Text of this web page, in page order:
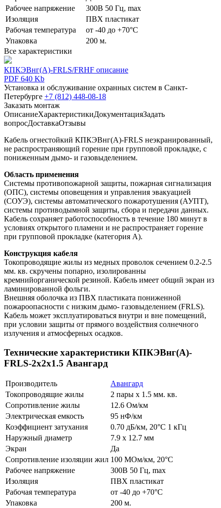
Рабочее напряжение
300В 50 Гц, max
Изоляция
ПВХ пластикат
Рабочая температура
от -40 до +70°С
Упаковка
200 м.
Все характеристики
КПКЭВнг(А)-FRLS/FRHF описание
PDF 640 Kb
Установка и обслуживание охранных систем в Санкт-
Петербурге +7 (812) 448-08-18
Заказать монтаж
ОписаниеХарактеристикиДокументацияЗадать
вопросДоставкаОтзывы
Кабель огнестойкий КПКЭВнг(А)-FRLS неэкранированный,
не распространяющий горение при групповой прокладке, с
пониженным дымо- и газовыделением.
Область применения
Системы противопожарной защиты, пожарная сигнализация
(ОПС), системы оповещения и управления эвакуацией
(СОУЭ), системы автоматического пожаротушения (АУПТ),
системы противодымной защиты, сбора и передачи данных.
Кабель сохраняет работоспособность в течение 180 минут в
условиях открытого пламени и не распространяет горение
при групповой прокладке (категория А).
Конструкция кабеля
Токопроводящие жилы из медных проволок сечением 0.2-2.5
мм. кв. скручены попарно, изолированны
кремнийорганической резиной. Кабель имеет общий экран из
ламинированной фольги.
Внешняя оболочка из ПВХ пластиката пониженной
пожароопасности с низким дымо- газовыделением (FRLS).
Кабель может эксплуатироваться внутри и вне помещений,
при условии защиты от прямого воздействия солнечного
излучения и атмосферных осадков.
Технические характеристики КПКЭВнг(А)-
FRLS-2х2х1.5 Авангард
Производитель
Авангард
Токопроводящие жилы
2 пары х 1.5 мм. кв.
Сопротивление жилы
12.6 Ом/км
Электрическая емкость
95 нФ/км
Коэффициент затухания
0.70 дБ/км, 20°С 1 кГц
Наружный диаметр
7.9 х 12.7 мм
Экран
Да
Сопротивление изоляции жил 100 МОм/км, 20°С
Рабочее напряжение
300В 50 Гц, max
Изоляция
ПВХ пластикат
Рабочая температура
от -40 до +70°С
Упаковка
200 м.